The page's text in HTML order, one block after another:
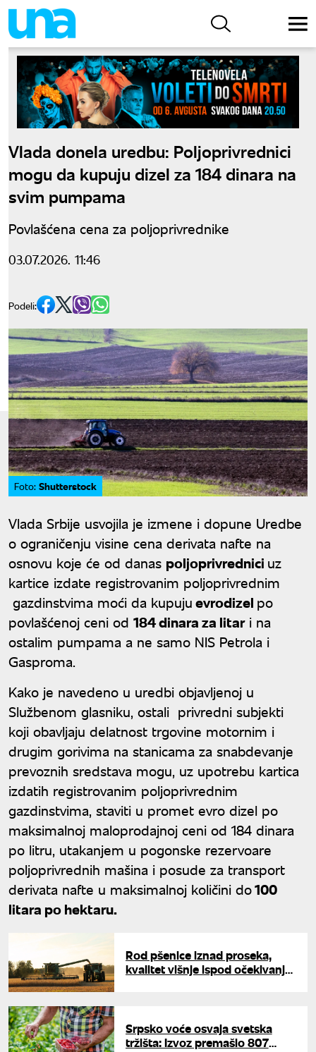
Vlada donela uredbu: Poljoprivrednici
mogu da kupuju dizel za 184 dinara na
svim pumpama
Povlašćena cena za poljoprivrednike
03.07.2026. 11:46
Podeli:
Foto: Shutterstock
Vlada Srbije usvojila je izmene i dopune Uredbe
o ograničenju visine cena derivata nafte na
osnovu koje će od danas poljoprivrednici uz
kartice izdate registrovanim poljoprivrednim
gazdinstvima moći da kupujuevrodizel po
povlašćenoj ceni od 184 dinara za litari na
ostalim pumpama a ne samo NIS Petrola i
Gasproma.
Kako je navedeno u uredbi objavljenoj u
Službenom glasniku, ostali privredni subjekti
koji obavljaju delatnost trgovine motornim i
drugim gorivima na stanicama za snabdevanje
prevoznih sredstava mogu, uz upotrebu kartica
izdatih registrovanim poljoprivrednim
gazdinstvima, staviti u promet evro dizel po
maksimalnoj maloprodajnoj ceni od 184 dinara
po litru, utakanjem u pogonske rezervoare
poljoprivrednih mašina i posude za transport
derivata nafte u maksimalnoj količini do100
litara po hektaru.
Rod pšenice iznad proseka,
kvalitet višnje ispod očekivanja:
Srpsko voće osvaja svetska
tržišta: Izvoz premašio 807